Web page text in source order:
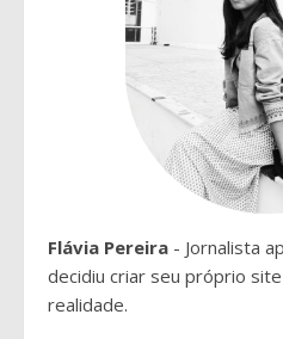
Flávia Pereira - Jornalista
decidiu criar seu próprio
realidade.